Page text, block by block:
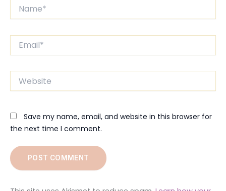
Website
Save my name, email, and website in this browser for
the next time I comment.